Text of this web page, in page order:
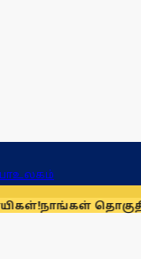
உலகம்
தொகுதி